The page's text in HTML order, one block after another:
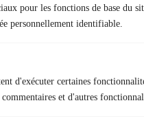
pour les fonctions de base du
personnellement identifiable.
d'exécuter certaines
et d'autres
novembre 2024
septembre 2021